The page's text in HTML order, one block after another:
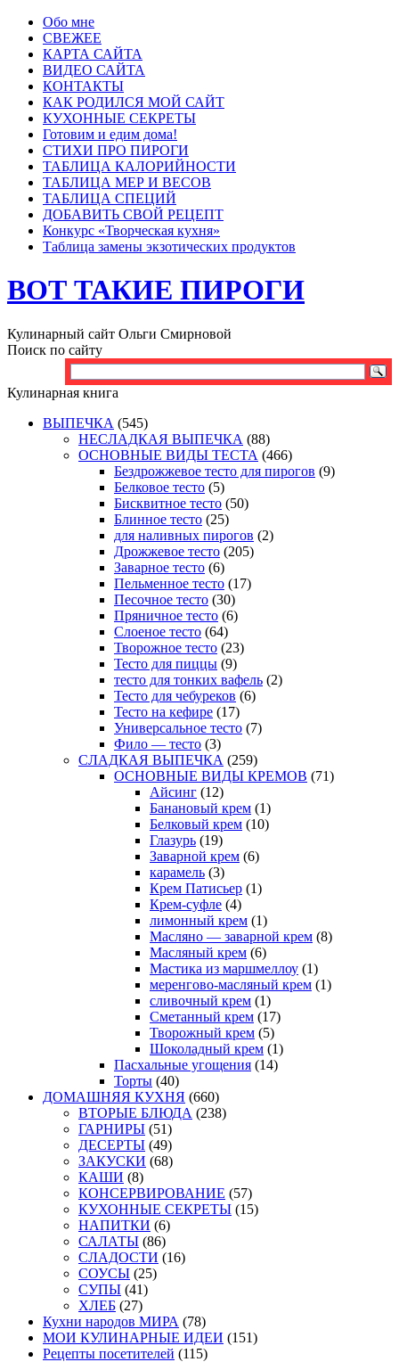
Обо мне
СВЕЖЕЕ
КАРТА САЙТА
ВИДЕО САЙТА
КОНТАКТЫ
КАК РОДИЛСЯ МОЙ САЙТ
КУХОННЫЕ СЕКРЕТЫ
Готовим и едим дома!
СТИХИ ПРО ПИРОГИ
ТАБЛИЦА КАЛОРИЙНОСТИ
ТАБЛИЦА МЕР И ВЕСОВ
ТАБЛИЦА СПЕЦИЙ
ДОБАВИТЬ СВОЙ РЕЦЕПТ
Конкурс «Творческая кухня»
Таблица замены экзотических продуктов
ВОТ ТАКИЕ ПИРОГИ
Кулинарный сайт Ольги Смирновой
Поиск по сайту
Кулинарная книга
ВЫПЕЧКА (545)
НЕСЛАДКАЯ ВЫПЕЧКА (88)
ОСНОВНЫЕ ВИДЫ ТЕСТА (466)
Бездрожжевое тесто для пирогов (9)
Белковое тесто (5)
Бисквитное тесто (50)
Блинное тесто (25)
для наливных пирогов (2)
Дрожжевое тесто (205)
Заварное тесто (6)
Пельменное тесто (17)
Песочное тесто (30)
Пряничное тесто (6)
Слоеное тесто (64)
Творожное тесто (23)
Тесто для пиццы (9)
тесто для тонких вафель (2)
Тесто для чебуреков (6)
Тесто на кефире (17)
Универсальное тесто (7)
Фило — тесто (3)
СЛАДКАЯ ВЫПЕЧКА (259)
ОСНОВНЫЕ ВИДЫ КРЕМОВ (71)
Айсинг (12)
Банановый крем (1)
Белковый крем (10)
Глазурь (19)
Заварной крем (6)
карамель (3)
Крем Патисьер (1)
Крем-суфле (4)
лимонный крем (1)
Масляно — заварной крем (8)
Масляный крем (6)
Мастика из маршмеллоу (1)
меренгово-масляный крем (1)
сливочный крем (1)
Сметанный крем (17)
Творожный крем (5)
Шоколадный крем (1)
Пасхальные угощения (14)
Торты (40)
ДОМАШНЯЯ КУХНЯ (660)
ВТОРЫЕ БЛЮДА (238)
ГАРНИРЫ (51)
ДЕСЕРТЫ (49)
ЗАКУСКИ (68)
КАШИ (8)
КОНСЕРВИРОВАНИЕ (57)
КУХОННЫЕ СЕКРЕТЫ (15)
НАПИТКИ (6)
САЛАТЫ (86)
СЛАДОСТИ (16)
СОУСЫ (25)
СУПЫ (41)
ХЛЕБ (27)
Кухни народов МИРА (78)
МОИ КУЛИНАРНЫЕ ИДЕИ (151)
Рецепты посетителей (115)